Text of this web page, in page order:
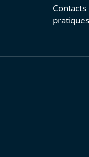
pratiques